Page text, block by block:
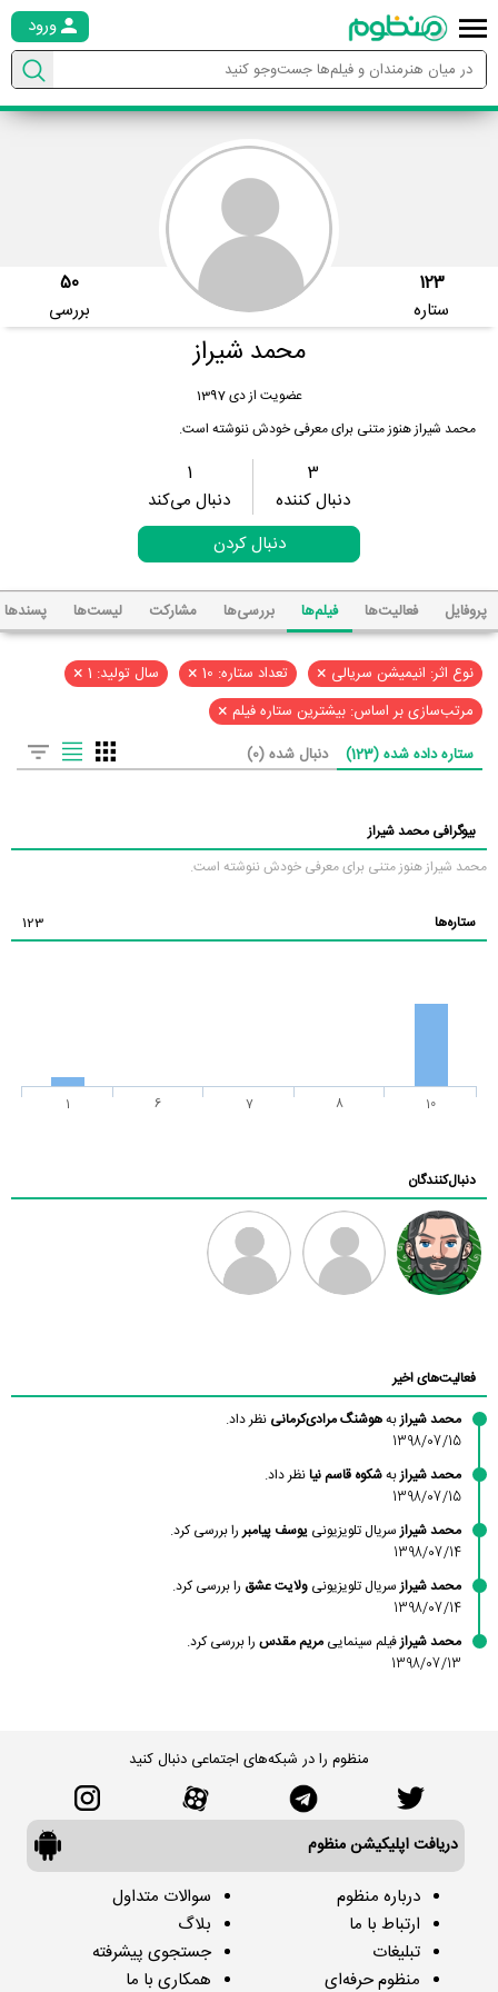
ورود
123
ستاره
50
بررسی
محمد شیراز
عضویت از دی 1397
محمد شیراز هنوز متنی برای معرفی خودش ننوشته است.
3
دنبال کننده
1
دنبال می‌کند
دنبال کردن
پروفایل فعالیت‌ها فیلم‌ها بررسی‌ها مشارکت لیست‌ها پسند‌ها
نوع اثر: انیمیشن سریالی × تعداد ستاره: 10 × سال تولید: 1 ×
مرتب‌سازی بر اساس: بیشترین ستاره فیلم ×
ستاره داده شده (123) دنبال شده (0)
بیوگرافی محمد شیراز
محمد شیراز هنوز متنی برای معرفی خودش ننوشته است.
ستاره‌ها 123
1 6 7 8 10
دنبال‌کنندگان
فعالیت‌های اخیر
محمد شیرازبههوشنگ مرادی‌کرمانی نظر داد.
1398/07/15
محمد شیرازبهشکوه قاسم نیانظر داد.
1398/07/15
محمد شیراز سریال تلویزیونی یوسف پیامبر را بررسی کرد.
1398/07/14
محمد شیراز سریال تلویزیونی ولایت عشق را بررسی کرد.
1398/07/14
محمد شیرازفیلم سینمایی مریم مقدس را بررسی کرد.
1398/07/13
منظوم را در شبکه‌های اجتماعی دنبال کنید
دریافت اپلیکیشن منظوم
درباره منظوم
ارتباط با ما
تبلیغات
منظوم حرفه‌ای
سوالات متداول
بلاگ
جستجوی پیشرفته
همکاری با ما